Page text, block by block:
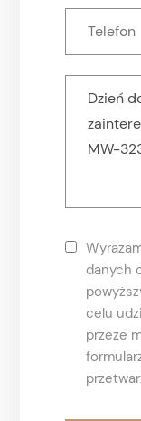
danych
celu
przeze